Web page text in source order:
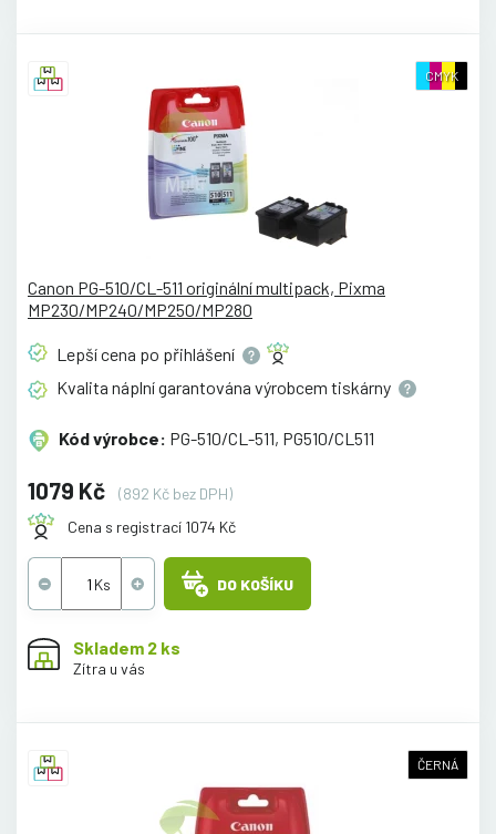
CMYK
Canon PG-510/CL-511 originální multipack, Pixma
MP230/MP240/MP250/MP280
Lepší cena po přihlášení
Kvalita náplní garantována výrobcem tiskárny
Kód výrobce: PG-510/CL-511, PG510/CL511
1079 Kč
(892 Kč bez DPH)
Cena s registrací 1074 Kč
DO KOŠÍKU
Skladem 2 ks
Zítra u vás
ČERNÁ